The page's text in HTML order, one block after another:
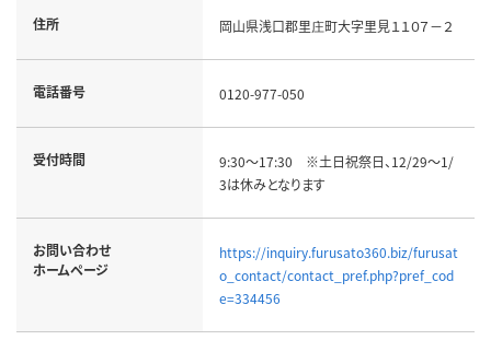
住所 岡山県浅口郡里庄町大字里見１１０７－２
電話番号 0120-977-050
受付時間
9:30～17:30 ※土日祝祭日、12/29～1/
3は休みとなります
お問い合わせ
ホームページ
https://inquiry.furusato360.biz/furusat
o_contact/contact_pref.php?pref_cod
e=334456